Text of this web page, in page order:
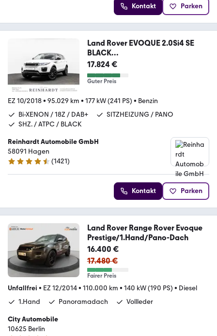
Kontakt Parken
Land Rover EVOQUE 2.0Si4 SE
BLACK
ATCP/PANO/SHZ./TEMPOMAT
17.824 €
Guter Preis
EZ 10/2018• 95.029 km • 177 kW (241 PS) • Benzin
Bi-XENON / 18Z / DAB+
SITZHEIZUNG / PANO
SHZ. / ATPC / BLACK
Reinhardt Automobile GmbH
58091 Hagen
4.7 Sterne
(1421)
Kontakt Parken
Land Rover Range Rover Evoque
Prestige/1.Hand/Pano-Dach
16.400 €
17.480 €
Fairer Preis
Unfallfrei • EZ 12/2014• 110.000 km • 140 kW (190 PS) • Diesel
1.Hand
Panoramadach Vollleder
City Automobile
10625 Berlin